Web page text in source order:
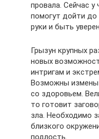
провала. Сейчас у
помогут дойти до
руки и быть
Грызун крупных
новых
интригам и
Возможны измены
со здоровьем.
то готовит
зла. Необходимо
близкого
подлость.